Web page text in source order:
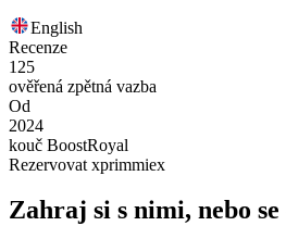
English
Recenze
125
ověřená zpětná vazba
Od
2024
kouč BoostRoyal
Rezervovat xprimmiex
Zahraj si s nimi, nebo